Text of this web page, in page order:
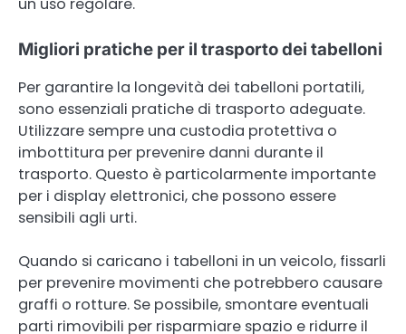
Migliori pratiche per il trasporto dei tabelloni
Per garantire la longevità dei tabelloni portatili,
sono essenziali pratiche di trasporto adeguate.
Utilizzare sempre una custodia protettiva o
imbottitura per prevenire danni durante il
trasporto. Questo è particolarmente importante
per i display elettronici, che possono essere
sensibili agli urti.
Quando si caricano i tabelloni in un veicolo, fissarli
per prevenire movimenti che potrebbero causare
graffi o rotture. Se possibile, smontare eventuali
parti rimovibili per risparmiare spazio e ridurre il